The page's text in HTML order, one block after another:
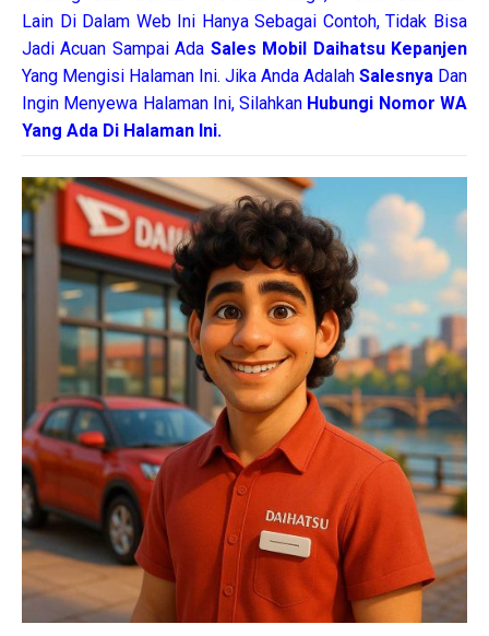
Lain Di Dalam Web Ini Hanya Sebagai Contoh, Tidak Bisa
Jadi Acuan Sampai Ada Sales Mobil Daihatsu Kepanjen
Yang Mengisi Halaman Ini. Jika Anda Adalah Salesnya Dan
Ingin Menyewa Halaman Ini, Silahkan Hubungi Nomor WA
Yang Ada Di Halaman Ini.